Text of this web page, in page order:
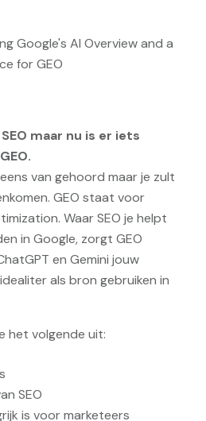
maar nu is er iets
van gehoord maar je zult
GEO staat voor
Waar SEO je helpt
in Google, zorgt GEO
en Gemini jouw
als bron gebruiken in
het volgende uit:
SEO
is voor marketeers